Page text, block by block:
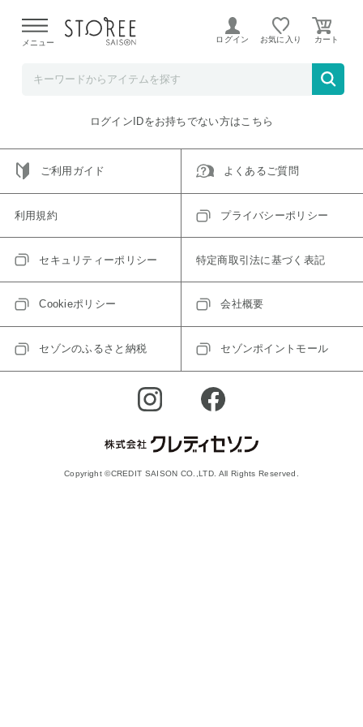
よる配送遅延が発生しております。
メニュー ログイン お気に入り
ご指定のアイテムは取り扱い終了、またはただいま取り扱い
トップへ戻る
ログインIDをお持ちでない方はこちら
ご利用ガイド よくあるご質問
利用規約 プライバシーポリシー
セキュリティーポリシー 特定商取引法に基づく表記
Cookieポリシー 会社概要
セゾンのふるさと納税 セゾンポイントモール
Copyright ©CREDIT SAISON CO.,LTD. All Rights Reserved.